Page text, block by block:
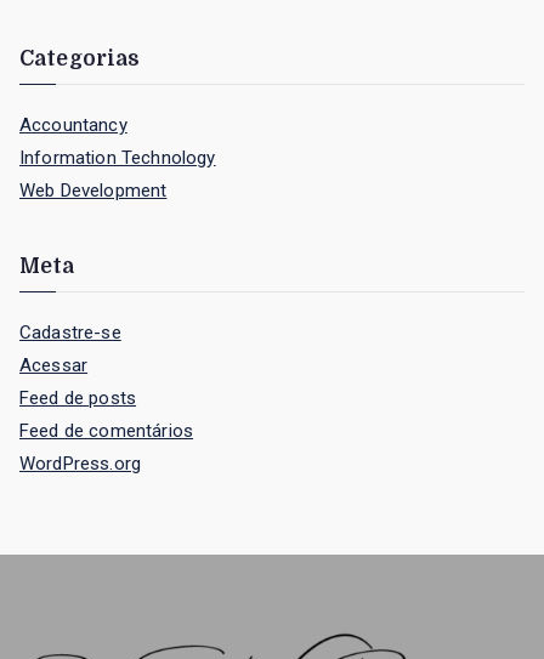
Categorias
Accountancy
Information Technology
Web Development
Meta
Cadastre-se
Acessar
Feed de posts
Feed de comentários
WordPress.org